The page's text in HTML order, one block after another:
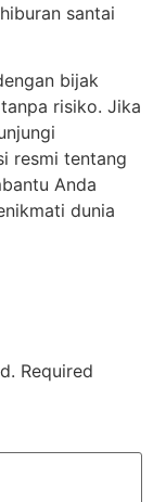
santai
bijak
risiko. Jika
resmi tentang
Anda
dunia
Required